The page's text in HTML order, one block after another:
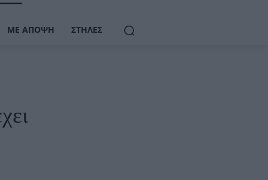
ΜΕ ΆΠΟΨΗ ΣΤΉΛΕΣ